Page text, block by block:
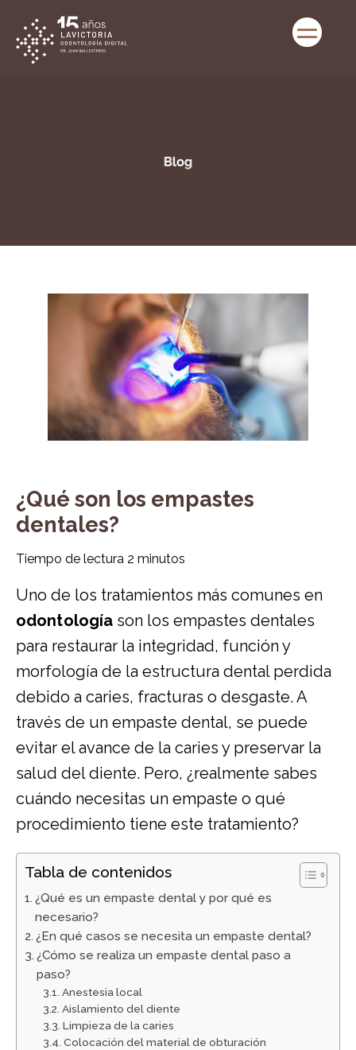
¿Qué son los empastes
dentales?
Tiempo de lectura 2 minutos
Uno de los tratamientos más comunes en
odontología son los empastes dentales
para restaurar la integridad, función y
morfología de la estructura dental perdida
debido a caries, fracturas o desgaste. A
través de un empaste dental, se puede
evitar el avance de la caries y preservar la
salud del diente. Pero, ¿realmente sabes
cuándo necesitas un empaste o qué
procedimiento tiene este tratamiento?
Tabla de contenidos
¿Qué es un empaste dental y por qué es
necesario?
¿En qué casos se necesita un empaste dental?
¿Cómo se realiza un empaste dental paso a
paso?
Anestesia local
Aislamiento del diente
Limpieza de la caries
Colocación del material de obturación